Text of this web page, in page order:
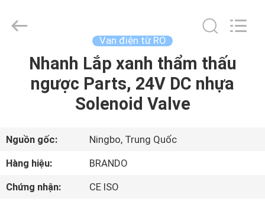
NHÀ
VỀ
CHÚNG
Brando
Hardware
Van điện từ RO
Nhanh Lắp xanh thẩm thấu
ngược Parts, 24V DC nhựa
Solenoid Valve
Nguồn gốc:
Ningbo, Trung Quốc
Hàng hiệu:
BRANDO
Chứng nhận:
CE ISO